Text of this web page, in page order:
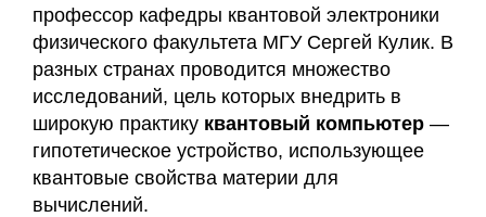
профессор кафедры квантовой электроники
физического факультета МГУ Сергей Кулик. В
разных странах проводится множество
исследований, цель которых внедрить в
широкую практику квантовый компьютер —
гипотетическое устройство, использующее
квантовые свойства материи для
вычислений.